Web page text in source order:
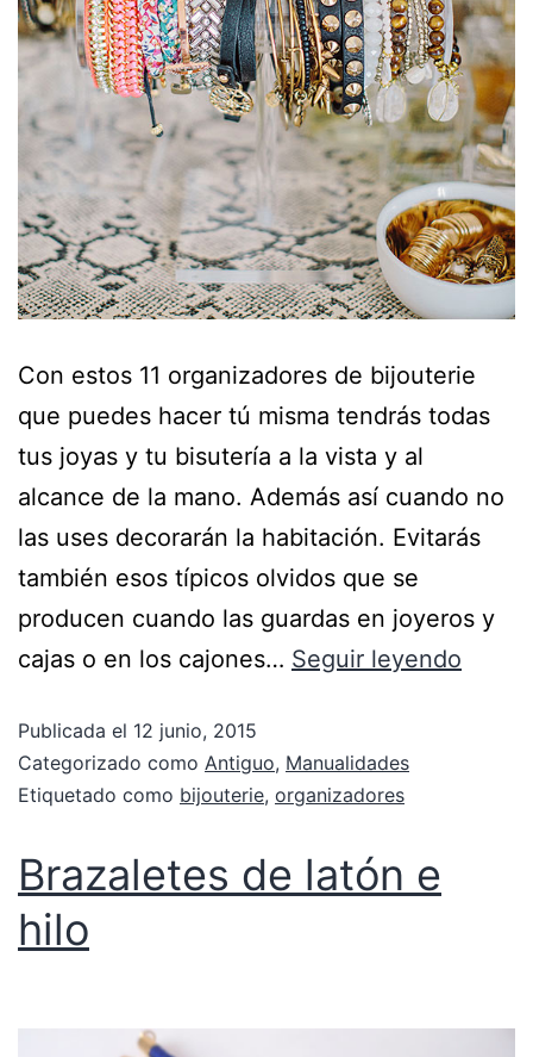
Con estos 11 organizadores de bijouterie
que puedes hacer tú misma tendrás todas
tus joyas y tu bisutería a la vista y al
alcance de la mano. Además así cuando no
las uses decorarán la habitación. Evitarás
también esos típicos olvidos que se
producen cuando las guardas en joyeros y
cajas o en los cajones… Seguir leyendo
Publicada el 12 junio, 2015
Categorizado como Antiguo, Manualidades
Etiquetado como bijouterie, organizadores
Brazaletes de latón e
hilo